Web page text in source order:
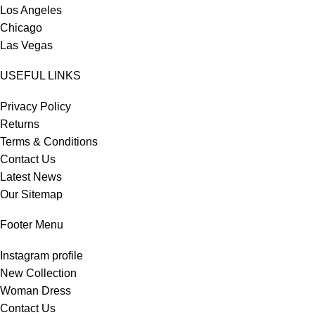
Los Angeles
Chicago
Las Vegas
USEFUL LINKS
Privacy Policy
Returns
Terms & Conditions
Contact Us
Latest News
Our Sitemap
Footer Menu
Instagram profile
New Collection
Woman Dress
Contact Us